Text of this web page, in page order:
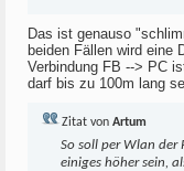
Das ist genauso
beiden Fällen wird eine
Verbindung FB --> PC
darf bis zu 100m lang
Zitat von Artum
So soll per Wlan der
einiges höher sein,